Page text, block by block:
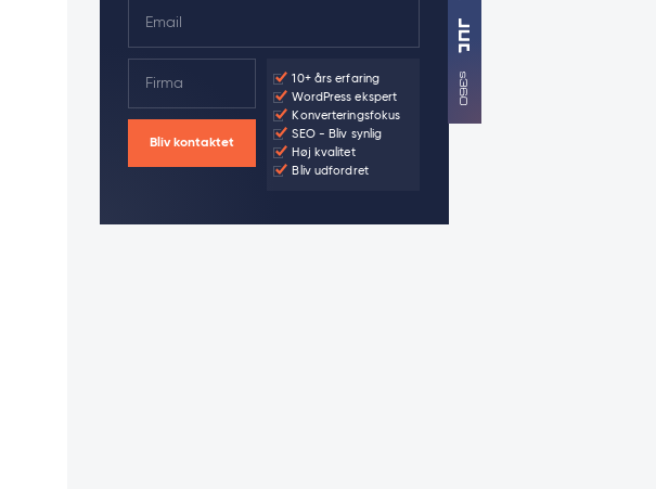
a
*
10+ års erfaring
WordPress ekspert
Konverteringsfokus
SEO - Bliv synlig
Høj kvalitet
Bliv udfordret
r
Bliv kontaktet